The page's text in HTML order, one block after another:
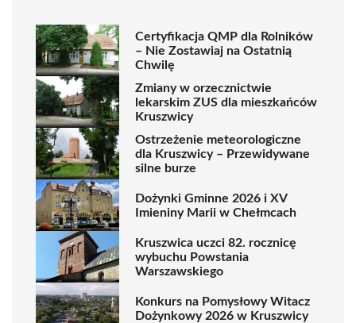
Certyfikacja QMP dla Rolników
– Nie Zostawiaj na Ostatnią
Chwilę
Zmiany w orzecznictwie
lekarskim ZUS dla mieszkańców
Kruszwicy
Ostrzeżenie meteorologiczne
dla Kruszwicy – Przewidywane
silne burze
Dożynki Gminne 2026 i XV
Imieniny Marii w Chełmcach
Kruszwica uczci 82. rocznicę
wybuchu Powstania
Warszawskiego
Konkurs na Pomysłowy Witacz
Dożynkowy 2026 w Kruszwicy